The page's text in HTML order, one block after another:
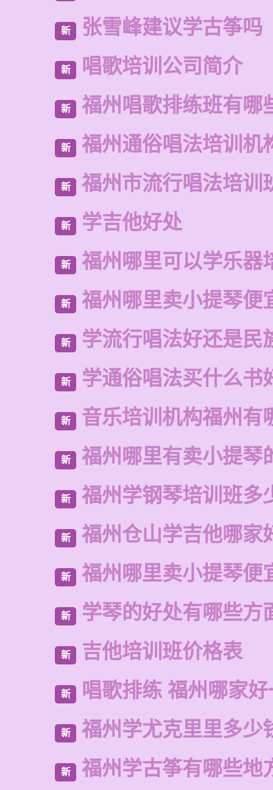
新 张雪峰建议学古筝吗
新 唱歌培训公司简介
新 福州唱歌排练班有哪
新 福州通俗唱法培训机
新 福州市流行唱法培训
新 学吉他好处
新 福州哪里可以学乐器
新 福州哪里卖小提琴便
新 学流行唱法好还是民
新 学通俗唱法买什么书
新 音乐培训机构福州有
新 福州哪里有卖小提琴
新 福州学钢琴培训班多
新 福州仓山学吉他哪家
新 福州哪里卖小提琴便
新 学琴的好处有哪些方
新 吉他培训班价格表
新 唱歌排练 福州哪家
新 福州学尤克里里多少
新 福州学古筝有哪些地